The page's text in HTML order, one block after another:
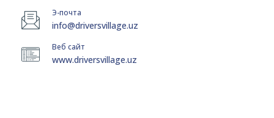
Э-почта
info@driversvillage.uz
Веб сайт
www.driversvillage.uz